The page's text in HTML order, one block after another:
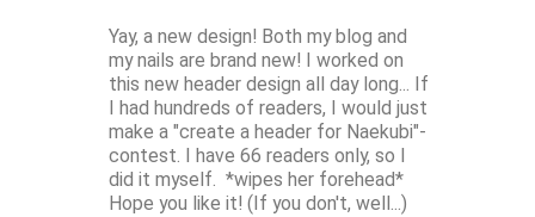
Yay, a new design! Both my blog and
my nails are brand new! I worked on
this new header design all day long... If
I had hundreds of readers, I would just
make a "create a header for Naekubi"-
contest. I have 66 readers only, so I
did it myself. *wipes her forehead*
Hope you like it! (If you don't, well...)